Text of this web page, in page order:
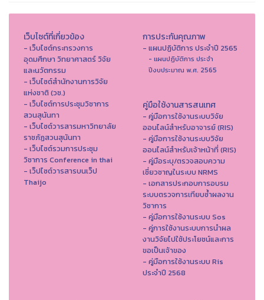
เว็บไซต์ที่เกี่ยวข้อง
- เว็บไซต์กระทรวงการ
อุดมศึกษา วิทยาศาสตร์ วิจัย
และนวัตกรรม
- เว็บไซต์สำนักงานการวิจัย
แห่งชาติ (วช.)
- เว็บไซต์การประชุมวิชาการ
สวนสุนันทา
- เว็บไซต์วารสารมหาวิทยาลัย
ราชภัฏสวนสุนันทา
- เว็บไซต์รวมการประชุม
วิชาการ Conference in thai
- เว็ปไซต์วารสารบนเว็ป
Thaijo
การประกันคุณภาพ
- แผนปฏิบัติการ ประจำปี 2565
- แผนปฏิบัติการ ประจำ
ปีงบประมาณ พ.ศ. 2565
คู่มือใช้งานสารสนเทศ
- คู่มือการใช้งานระบบวิจัย
ออนไลน์สำหรับอาจารย์ (RIS)
- คู่มือการใช้งานระบบวิจัย
ออนไลน์สำหรับเจ้าหน้าที่ (RIS)
- คู่มือระบุ/ตรวจสอบความ
เชี่ยวชาญในระบบ NRMS
- เอกสารประกอบการอบรม
ระบบตรวจการเทียบซ้ำผลงาน
วิชาการ
- คู่มือการใช้งานระบบ Sos
- คู่การใช้งานระบบการนำผล
งานวิจัยไปใช้ประโยชน์และการ
ขอเป็นเจ้าของ
- คู่มือการใช้งานระบบ Ris
ประจำปี 2568